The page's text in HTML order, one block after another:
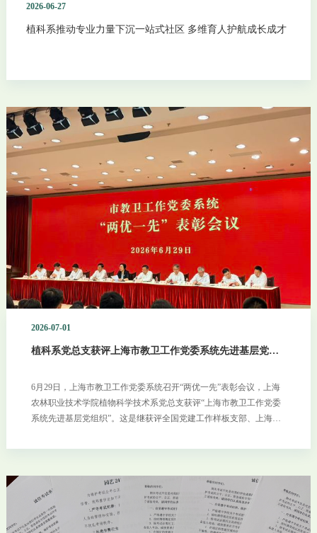
2026-06-27
植科系推动专业力量下沉一站式社区 多维育人护航成长成才
2026-07-01
植科系党总支获评上海市教卫工作党委系统先进基层党组
6月29日，上海市教卫工作党委系统召开“两优一先”表彰会议，上海
农林职业技术学院植物科学技术系党总支获评“上海市教卫工作党委
系统先进基层党组织”。这是继获评全国党建工作样板支部、上海市
来，植科系党总支在学院党委坚强领导下，始终以习近平新时代中国
立德树人根本任务，持续推动党建工作与教育教学、师资建设、人才
培养、社会服务深度融合、同频共振。在育人实践中，着力构建一体
化思政育人体系，将价值引领有机融入专业课堂与乡村实践，不断深
化产教融合、赋能乡村振兴，引导师生在服务“三农”中厚植情怀、锤